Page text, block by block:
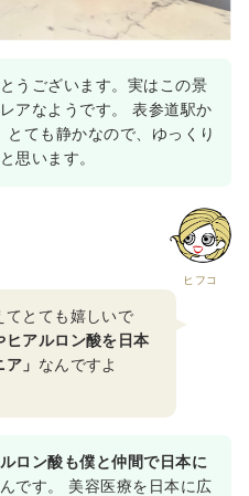
うございます。実はこの景
アなようです。 表参道駅か
とても静かなので、ゆっくり
思います。
ヒフコ
てとても嬉しいで
ヒアルロン酸を日本
」 なんですよ
ロン酸も僕と仲間で日本に
んです。 美容医療を日本に広